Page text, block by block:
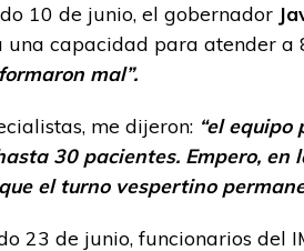
10 de junio, el gobernador
una capacidad para atender a
mal”.
me dijeron: “el
30 pacientes. Empero,
el turno vespertino
23 de junio, funcionarios del